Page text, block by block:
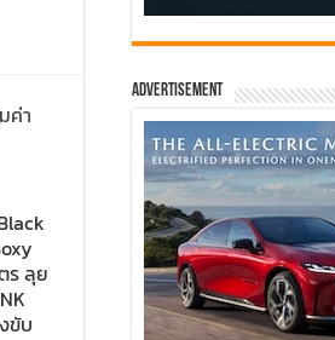
ค่า
ร ลุย
ขับ
Advertisement